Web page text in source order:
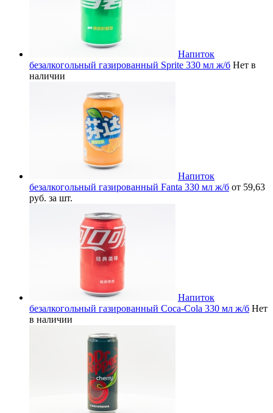
Напиток
безалкогольный газированный Sprite 330 мл ж/б Нет в
наличии
Напиток
безалкогольный газированный Fanta 330 мл ж/б от 59,63
руб. за шт.
Напиток
безалкогольный газированный Coca-Cola 330 мл ж/б Нет
в наличии